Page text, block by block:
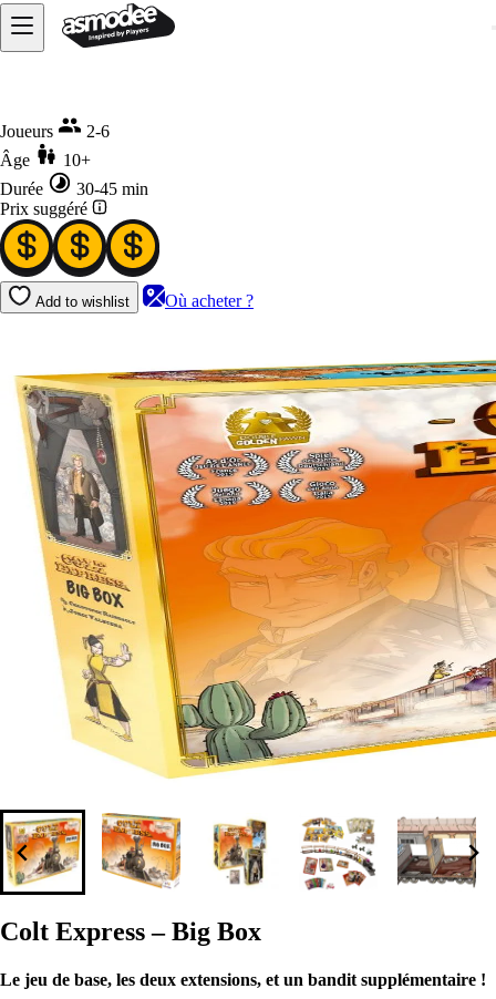
Joueurs
2-6
Âge
10+
Durée
30-45 min
Prix suggéré
Add to wishlist Où acheter ?
Colt Express – Big Box
Le jeu de base, les deux extensions, et un bandit supplémentaire !